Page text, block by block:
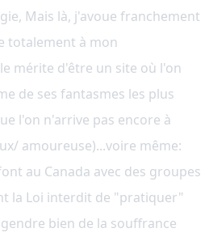
Mais là, j'avoue franchement
totalement à mon
mérite d'être un site où l'on
de ses fantasmes les plus
l'on n'arrive pas encore à
amoureuse)...voire même:
au Canada avec des groupes
la Loi interdit de "pratiquer"
bien de la souffrance